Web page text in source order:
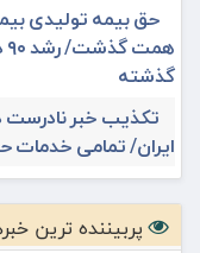
گذشته
تکذیب خبر نادرست
ایران/ تمامی خدمات
پربیننده ترین